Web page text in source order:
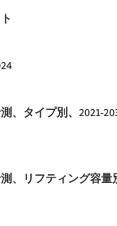
タ収集方法
ーバル
と計算
ーリサーチと検証
イマリーソース
レンド
プ別
源
用途
2034
ライヤーの状況
ト構造
スラプション
響要因
シェア分析
ア太平洋
タイプ別、2021-
ック
ラック
、リフティング容量